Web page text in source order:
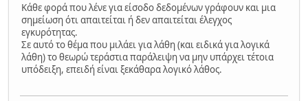
Κάθε φορά που λένε για είσοδο δεδομένων γράφουν και μια
σημείωση ότι απαιτείται ή δεν απαιτείται έλεγχος
εγκυρότητας.
Σε αυτό το θέμα που μιλάει για λάθη (και ειδικά για λογικά
λάθη) το θεωρώ τεράστια παράλειψη να μην υπάρχει τέτοια
υπόδειξη, επειδή είναι ξεκάθαρα λογικό λάθος.